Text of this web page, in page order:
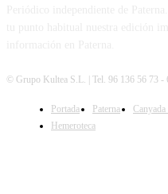
© Grupo Kultea S.L. | Tel. 96 136 56 73 -
Portada Paterna
Hemeroteca